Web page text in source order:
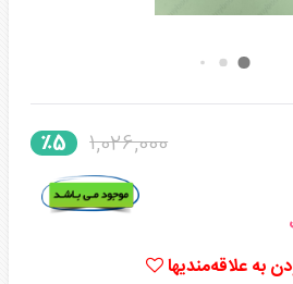
1,026,000 ٪5
به علاقه‌مندیها